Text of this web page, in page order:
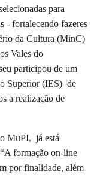
para
- fortalecendo fazeres
da Cultura (MinC)
Vales do
participou de um
Superior (IES) de
a realização de
MuPI, já está
formação on-line
por finalidade, além